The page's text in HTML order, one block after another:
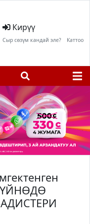
Кирүү
Сыр сөзүм кандай эле? Каттоо